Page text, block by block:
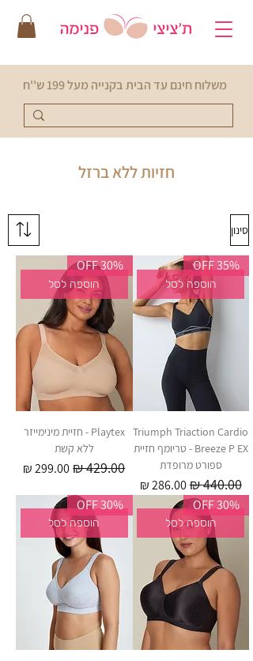
משלוח חינם עד הבית בקנייה מעל 199 ש''ח
חזיות ללא ברזל
סינון
הוספה לסל
35% OFF
Triumph Triaction Cardio
Breeze P EX - טריומף חזיית
ספורט מרופדת
מחיר רגיל‏440.00 ‏₪ מחיר מבצע‏286.00 ‏₪
הוספה לסל
30% OFF
Playtex - חזיית מינימייזר
ללא קשת
מחיר רגיל‏429.00 ‏₪ מחיר מבצע
הוספה לסל
30% OFF
הוספה לסל
30% OFF